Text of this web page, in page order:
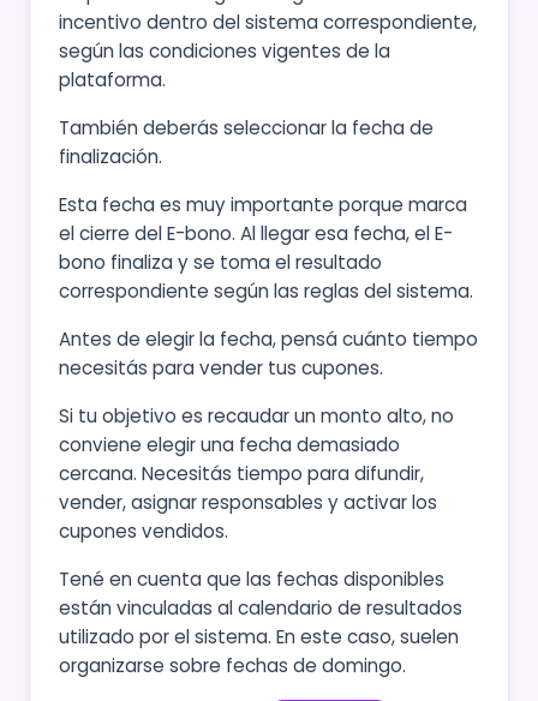
incentivo dentro del sistema correspondiente,
según las condiciones vigentes de la
plataforma.
También deberás seleccionar la fecha de
finalización.
Esta fecha es muy importante porque marca
el cierre del E-bono. Al llegar esa fecha, el E-
bono finaliza y se toma el resultado
correspondiente según las reglas del sistema.
Antes de elegir la fecha, pensá cuánto tiempo
necesitás para vender tus cupones.
Si tu objetivo es recaudar un monto alto, no
conviene elegir una fecha demasiado
cercana. Necesitás tiempo para difundir,
vender, asignar responsables y activar los
cupones vendidos.
Tené en cuenta que las fechas disponibles
están vinculadas al calendario de resultados
utilizado por el sistema. En este caso, suelen
organizarse sobre fechas de domingo.